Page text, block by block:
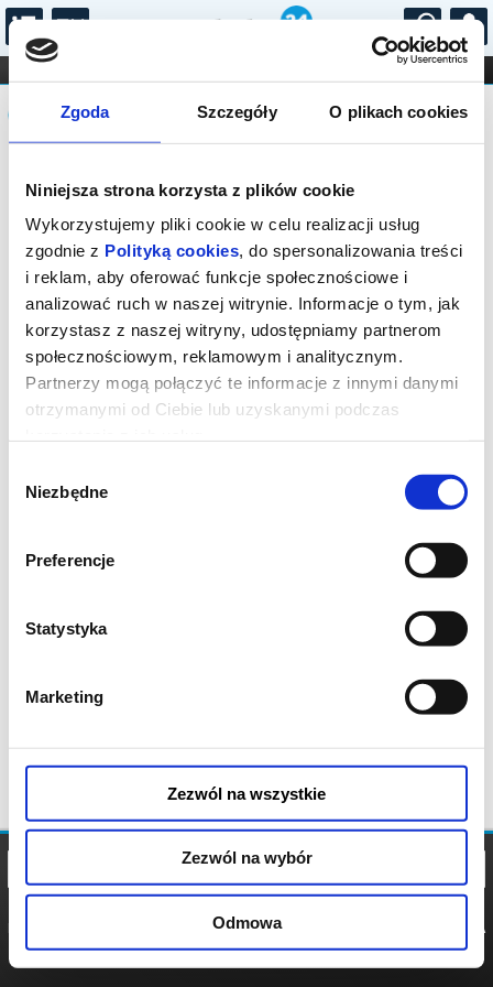
Zgoda Szczegóły O plikach cookies
Niniejsza strona korzysta z plików cookie
Wykorzystujemy pliki cookie w celu realizacji usług
zgodnie z Polityką cookies, do spersonalizowania treści
i reklam, aby oferować funkcje społecznościowe i
analizować ruch w naszej witrynie. Informacje o tym, jak
korzystasz z naszej witryny, udostępniamy partnerom
społecznościowym, reklamowym i analitycznym.
Partnerzy mogą połączyć te informacje z innymi danymi
otrzymanymi od Ciebie lub uzyskanymi podczas
zgody
Niezbędne
Preferencje
Statystyka
Marketing
Zezwól na wszystkie
Zezwól na wybór
Odmowa
...
FILHARMONIA OPERA I BALET
STAND-UP
DLA DZIECI
Komunikat
Sprzedaż biletów on-line na wydarzenie
została zakończona.
POLITYKA
POLITYKA